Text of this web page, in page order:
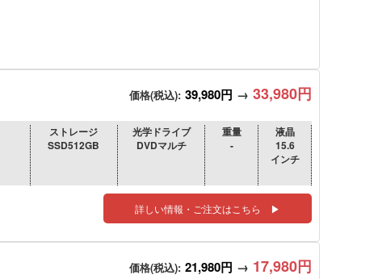
価格(税込): 39,980円 → 33,980円
ストレージ
SSD512GB
光学ドライブ
DVDマルチ
重量
-
液晶
15.6
インチ
詳しい情報・ご注文はこちら ▶
価格(税込): 21,980円 → 17,980円